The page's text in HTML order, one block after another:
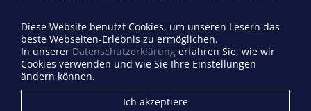
lebendigen Schreibstil und relevantem Content fördert das
Magazin den Austausch innerhalb der Retail-Community.
Ob digitale Trends oder praktische Alltagstipps – iXtenso
macht Wissen für den Handel zugänglich.
Diese Website benutzt Cookies, um unseren Lesern das
beste Webseiten-Erlebnis zu ermöglichen.
In unserer Datenschutzerklärung erfahren Sie, wie wir
Cookies verwenden und wie Sie Ihre Einstellungen
ändern können.
Ich akzeptiere